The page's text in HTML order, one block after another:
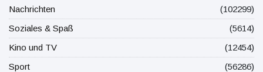
Nachrichten
(102299)
Soziales & Spaß
(5614)
Kino und TV
(12454)
Sport
(56286)